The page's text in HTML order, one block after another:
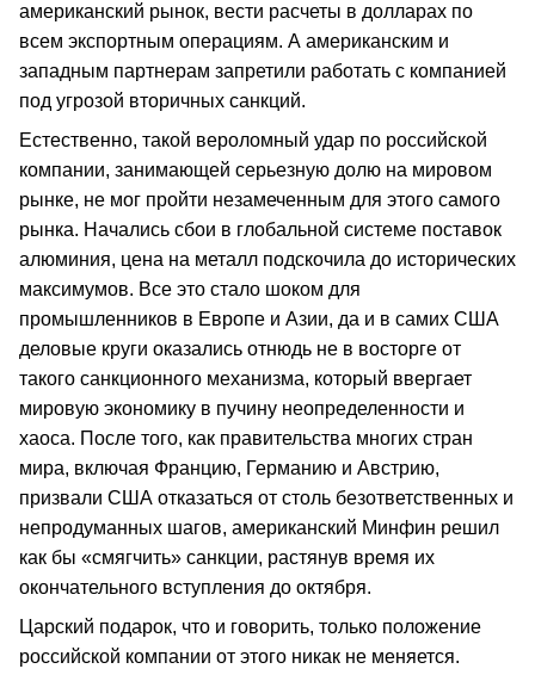
американский рынок, вести расчеты в долларах по
всем экспортным операциям. А американским и
западным партнерам запретили работать с компанией
под угрозой вторичных санкций.
Естественно, такой вероломный удар по российской
компании, занимающей серьезную долю на мировом
рынке, не мог пройти незамеченным для этого самого
рынка. Начались сбои в глобальной системе поставок
алюминия, цена на металл подскочила до исторических
максимумов. Все это стало шоком для
промышленников в Европе и Азии, да и в самих США
деловые круги оказались отнюдь не в восторге от
такого санкционного механизма, который ввергает
мировую экономику в пучину неопределенности и
хаоса. После того, как правительства многих стран
мира, включая Францию, Германию и Австрию,
призвали США отказаться от столь безответственных и
непродуманных шагов, американский Минфин решил
как бы «смягчить» санкции, растянув время их
окончательного вступления до октября.
Царский подарок, что и говорить, только положение
российской компании от этого никак не меняется.